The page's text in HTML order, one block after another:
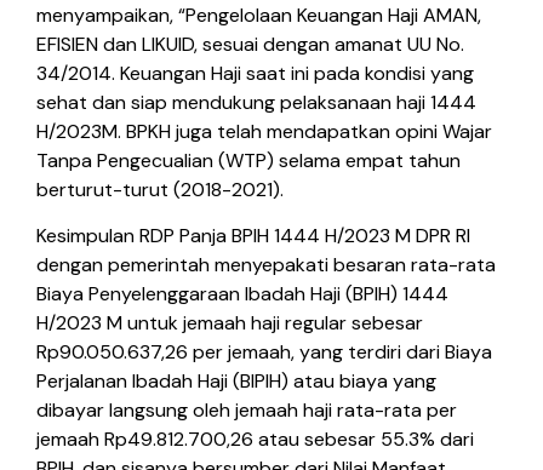
menyampaikan, “Pengelolaan Keuangan Haji AMAN,
EFISIEN dan LIKUID, sesuai dengan amanat UU No.
34/2014. Keuangan Haji saat ini pada kondisi yang
sehat dan siap mendukung pelaksanaan haji 1444
H/2023M. BPKH juga telah mendapatkan opini Wajar
Tanpa Pengecualian (WTP) selama empat tahun
berturut-turut (2018-2021).
Kesimpulan RDP Panja BPIH 1444 H/2023 M DPR RI
dengan pemerintah menyepakati besaran rata-rata
Biaya Penyelenggaraan Ibadah Haji (BPIH) 1444
H/2023 M untuk jemaah haji regular sebesar
Rp90.050.637,26 per jemaah, yang terdiri dari Biaya
Perjalanan Ibadah Haji (BIPIH) atau biaya yang
dibayar langsung oleh jemaah haji rata-rata per
jemaah Rp49.812.700,26 atau sebesar 55.3% dari